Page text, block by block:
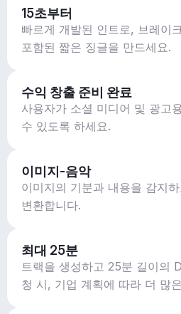
15초부터
빠르게 개발된 인트로, 브레이
포함된 짧은 징글을 만드세요.
수익 창출 준비 완료
사용자가 소셜 미디어 및 광고
수 있도록 하세요.
이미지-음악
이미지의 기분과 내용을 감지
변환합니다.
최대 25분
트랙을 생성하고 25분 길이의
청 시, 기업 계획에 따라 더 많